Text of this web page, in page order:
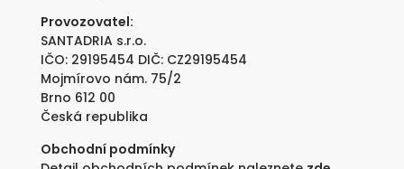
Provozovatel:
SANTADRIA s.r.o.
IČO: 29195454 DIČ: CZ29195454
Mojmírovo nám. 75/2
Brno 612 00
Česká republika
Obchodní podmínky